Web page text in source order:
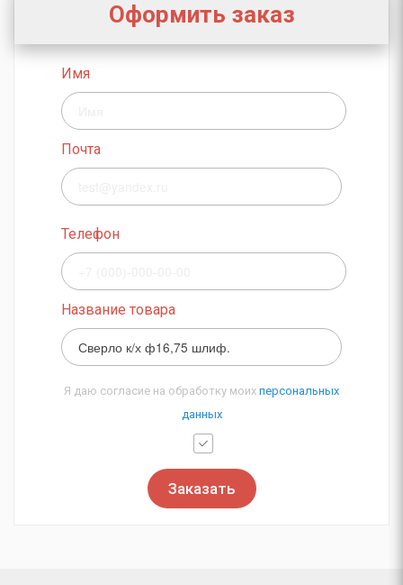
Оформить заказ
Имя
Почта
Телефон
Название товара
Я даю согласие на обработку моих персональных
данных
Заказать